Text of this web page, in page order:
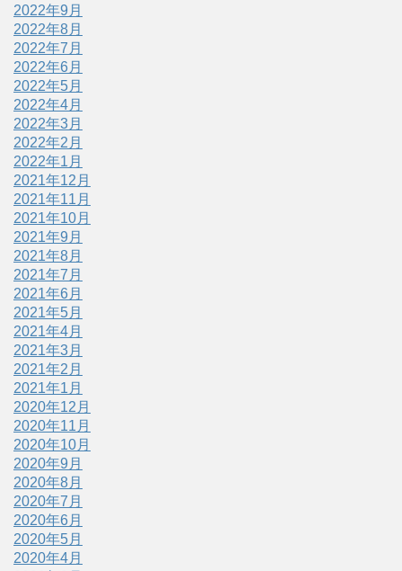
2022年9月
2022年8月
2022年7月
2022年6月
2022年5月
2022年4月
2022年3月
2022年2月
2022年1月
2021年12月
2021年11月
2021年10月
2021年9月
2021年8月
2021年7月
2021年6月
2021年5月
2021年4月
2021年3月
2021年2月
2021年1月
2020年12月
2020年11月
2020年10月
2020年9月
2020年8月
2020年7月
2020年6月
2020年5月
2020年4月